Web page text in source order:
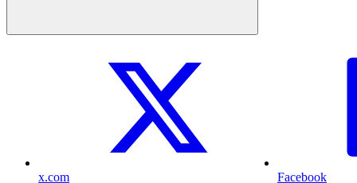
x.com Facebook